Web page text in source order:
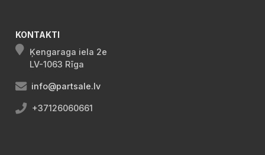
KONTAKTI
Ķengaraga iela 2e
LV-1063 Rīga
info@partsale.lv
+37126060661